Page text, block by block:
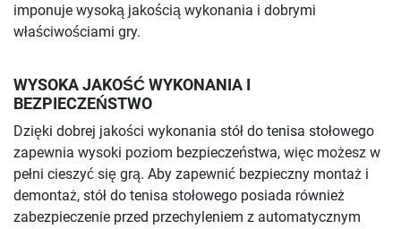
imponuje wysoką jakością wykonania i dobrymi
właściwościami gry.
WYSOKA JAKOŚĆ WYKONANIA I
BEZPIECZEŃSTWO
Dzięki dobrej jakości wykonania stół do tenisa stołowego
zapewnia wysoki poziom bezpieczeństwa, więc możesz w
pełni cieszyć się grą. Aby zapewnić bezpieczny montaż i
demontaż, stół do tenisa stołowego posiada również
zabezpieczenie przed przechyleniem z automatycznym